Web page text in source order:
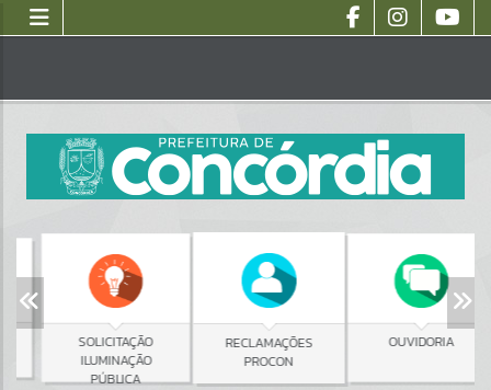
SOLICITAÇÃO
ILUMINAÇÃO
PÚBLICA
RECLAMAÇÕES
PROCON
OUVIDORIA